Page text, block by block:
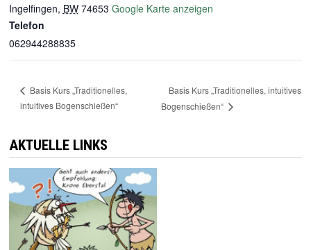
Ingelfingen, BW 74653 Google Karte anzeigen
Telefon
062944288835
Basis Kurs „Traditionelles,
intuitives Bogenschießen“
Basis Kurs „Traditionelles, intuitives
Bogenschießen“
AKTUELLE LINKS